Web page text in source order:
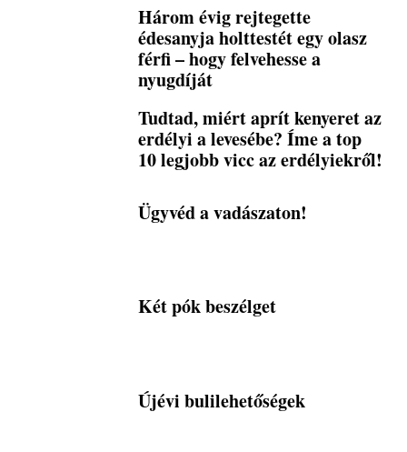
Három évig rejtegette
édesanyja holttestét egy olasz
férfi – hogy felvehesse a
nyugdíját
Tudtad, miért aprít kenyeret az
erdélyi a levesébe? Íme a top
10 legjobb vicc az erdélyiekről!
Ügyvéd a vadászaton!
Két pók beszélget
Újévi bulilehetőségek